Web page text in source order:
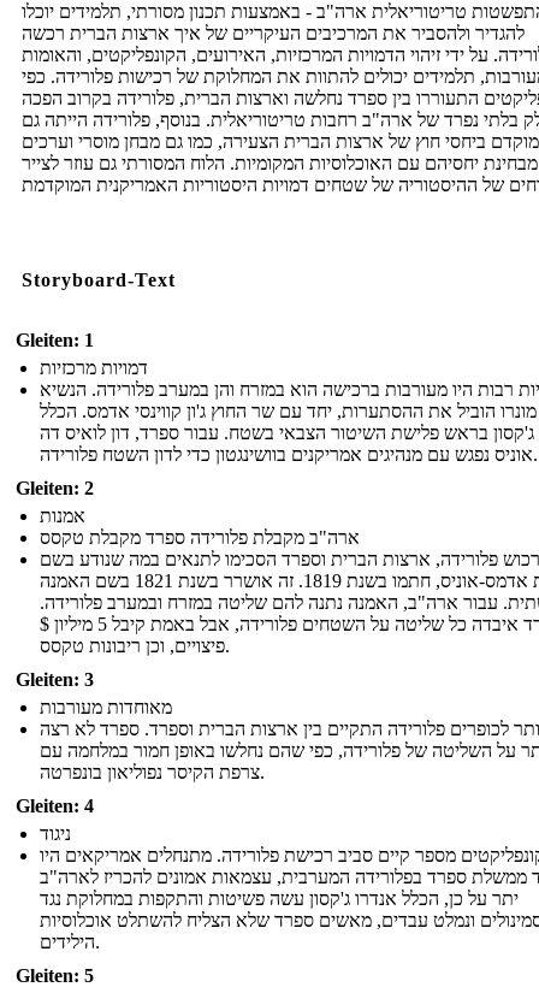
טריטוריאלית ארה"ב - באמצעות תכנון מסורתי, תלמידים יוכלו
להגדיר ולהסביר את המרכיבים העיקריים של איך ארצות הברית רכשה
על ידי זיהוי הדמויות המרכזיות, האירועים, הקונפליקטים, והאומות
תלמידים יכולים להתוות את המחלוקת של רכישות פלורידה. כפי
התעוררו בין ספרד נחלשה וארצות הברית, פלורידה בקרוב הפכה
בלתי נפרד של ארה"ב רחבות טריטוריאלית. בנוסף, פלורידה הייתה גם
ביחסי חוץ של ארצות הברית הצעירה, כמו גם מבחן מוסרי וערכים
מבחינת יחסיהם עם האוכלוסיות המקומיות. הלוח המסורתי גם עוזר לצייר
Storyboard-Text
Gleiten: 1
דמויות מרכזיות
רבות היו מעורבות ברכישה הוא במזרח והן במערב פלורידה. הנשיא
מונרו הוביל את ההסתערות, יחד עם שר החוץ ג'ון קווינסי אדמס. הכלל
ג'קסון בראש פלישת השיטור הצבאי בשטח. עבור ספרד, דון לואיס דה
אוניס נפגש עם מנהיגים אמריקנים בוושינגטון כדי לדון השטח פלורידה.
Gleiten: 2
אמנות
ארה"ב מקבלת פלורידה ספרד מקבלת טקסס
פלורידה, ארצות הברית וספרד הסכימו לתנאים במה שנודע בשם
אמנת אדמס-אוניס, חתמו בשנת 1819. זה אושרר בשנת 1821 בשם האמנה
עבור ארה"ב, האמנה נתנה להם שליטה במזרח ובמערב פלורידה.
ספרד איבדה כל שליטה על השטחים פלורידה, אבל באמת קיבל 5 מיליון $
פיצויים, וכן ריבונות טקסס.
Gleiten: 3
מאוחדות מעורבות
לכופרים פלורידה התקיים בין ארצות הברית וספרד. ספרד לא רצה
על השליטה של ​​פלורידה, כפי שהם נחלשו באופן חמור במלחמה עם
צרפת הקיסר נפוליאון בונפרטה.
Gleiten: 4
ניגוד
מספר קיים סביב רכישת פלורידה. מתנחלים אמריקאים היו
ממשלת ספרד בפלורידה המערבית, עצמאות אמונים להכריז לארה"ב
יתר על כן, הכלל אנדרו ג'קסון עשה פשיטות והתקפות במחלוקת נגד
ונמלט עבדים, מאשים ספרד שלא הצליח להשתלט אוכלוסיות
הילידים.
Gleiten: 5